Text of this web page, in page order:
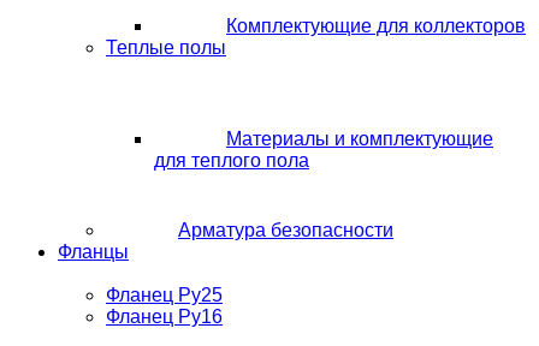
Комплектующие для коллекторов
Теплые полы
Материалы и комплектующие
для теплого пола
Арматура безопасности
Фланцы
Фланец Ру25
Фланец Ру16